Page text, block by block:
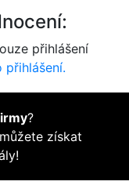
přihlášení
přihlášení.
?
získat